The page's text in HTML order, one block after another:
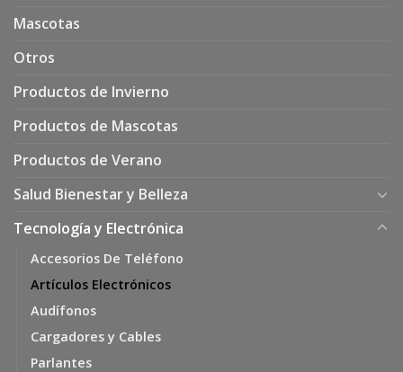
Mascotas
Otros
Productos de Invierno
Productos de Mascotas
Productos de Verano
Salud Bienestar y Belleza
Tecnología y Electrónica
Accesorios De Teléfono
Artículos Electrónicos
Audífonos
Cargadores y Cables
Parlantes